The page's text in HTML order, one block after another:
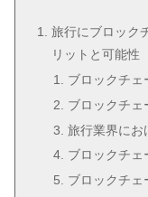
旅行にブロック
リットと可能性
ブロックチェ
ブロックチェ
旅行業界にお
ブロックチェ
ブロックチェ